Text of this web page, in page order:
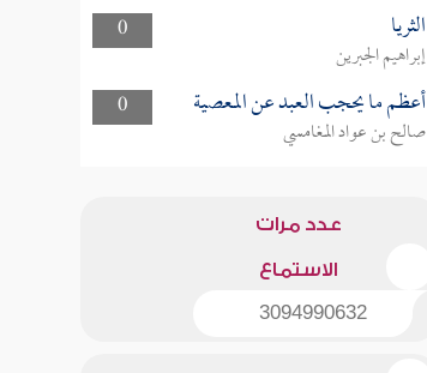
0
الثريا
إبراهيم الجبرين
0
أعظم ما يحجب العبد عن المعصية
صالح بن عواد المغامسي
عدد مرات
الاستماع
3094990632